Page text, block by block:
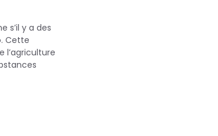
s’il y a des
. Cette
l’agriculture